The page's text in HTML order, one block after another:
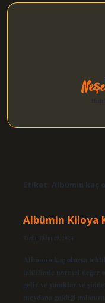
Etiket: Albümin kaç
Albümin Kiloya
Tarih: Ekim 19, 2024
Albümin kaç olursa
tahlilinde normal değer
gelir ve yanıklar ve
meydana geldiği